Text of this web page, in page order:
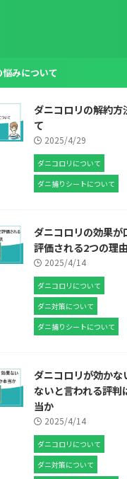
みについて
ダニコロリの解約方
て
2025/4/29
ダニコロリについて
ダニ捕りシートについて
ダニコロリの効果が
評価される2つの理
2025/4/14
ダニコロリについて
ダニ対策について
ダニ捕りシートについて
ダニコロリが効かな
ないと言われる評判
当か
2025/4/14
ダニコロリについて
ダニ対策について